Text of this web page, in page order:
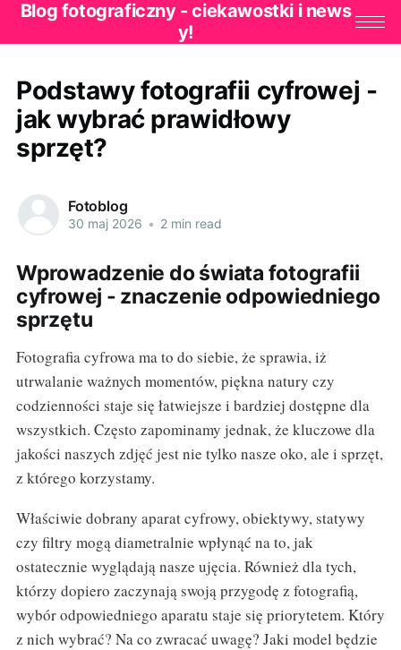
Blog fotograficzny - ciekawostki i news
y!
Podstawy fotografii cyfrowej -
jak wybrać prawidłowy
sprzęt?
Fotoblog
30 maj 2026 • 2 min read
Wprowadzenie do świata fotografii
cyfrowej - znaczenie odpowiedniego
sprzętu
Fotografia cyfrowa ma to do siebie, że sprawia, iż
utrwalanie ważnych momentów, piękna natury czy
codzienności staje się łatwiejsze i bardziej dostępne dla
wszystkich. Często zapominamy jednak, że kluczowe dla
jakości naszych zdjęć jest nie tylko nasze oko, ale i sprzęt,
z którego korzystamy.
Właściwie dobrany aparat cyfrowy, obiektywy, statywy
czy filtry mogą diametralnie wpłynąć na to, jak
ostatecznie wyglądają nasze ujęcia. Również dla tych,
którzy dopiero zaczynają swoją przygodę z fotografią,
wybór odpowiedniego aparatu staje się priorytetem. Który
z nich wybrać? Na co zwracać uwagę? Jaki model będzie